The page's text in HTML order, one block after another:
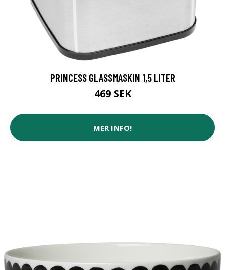
PRINCESS GLASSMASKIN 1,5 LITER
469 SEK
MER INFO!